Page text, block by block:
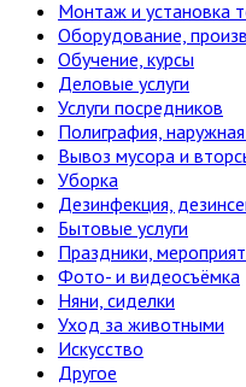
Монтаж и установка
Оборудование,
Обучение, курсы
Деловые услуги
Услуги посредников
Полиграфия,
Вывоз мусора и
Уборка
Дезинфекция,
Бытовые услуги
Праздники,
Фото- и видеосъёмка
Няни, сиделки
Уход за животными
Искусство
Другое